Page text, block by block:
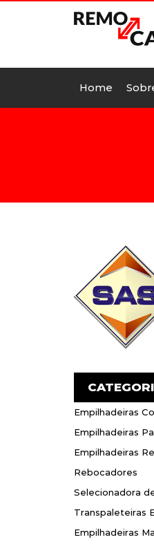
Home
Empilhadeiras
Empilhadeiras
Empilhadeiras
Empilhadeiras
Empilhadeiras
Empilhadeiras
Rebocadores
Rebocadores
Selecionadora
Selecionadora
Transpaleteiras
Transpaleteiras
Empilhadeiras
Empilhadeiras